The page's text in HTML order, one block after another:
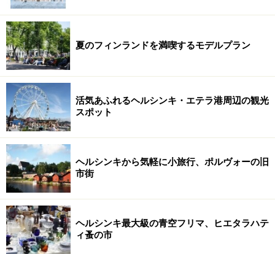
夏のフィンランドを満喫するモデルプラン
活気あふれるヘルシンキ・エテラ港周辺の観光
スポット
ヘルシンキから気軽に小旅行、ポルヴォーの旧
市街
ヘルシンキ最大級の青空フリマ、ヒエタラハテ
ィ蚤の市